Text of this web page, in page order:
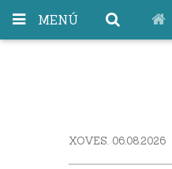
MENÚ
XOVES. 06.08.2026